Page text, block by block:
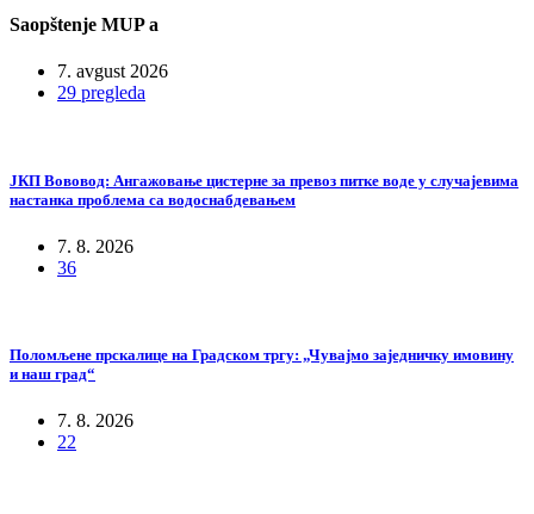
Saopštenje MUP a
7. avgust 2026
29 pregleda
ЈКП Вововод: Ангажовање цистерне за превоз питке воде у случајевима
настанка проблема са водоснабдевањем
7. 8. 2026
36
Поломљене прскалице на Градском тргу: „Чувајмо заједничку имовину
и наш град“
7. 8. 2026
22